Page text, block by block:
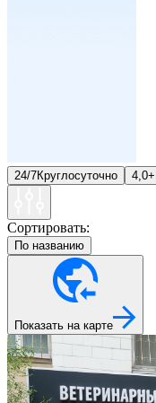
24/7Круглосуточно 4,0+
Сортировать:
По названию
Показать на карте